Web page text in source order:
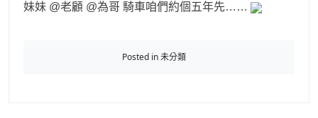
妹妹 @老顧 @為哥 騎車咱們約個五年先……
Posted in 未分類